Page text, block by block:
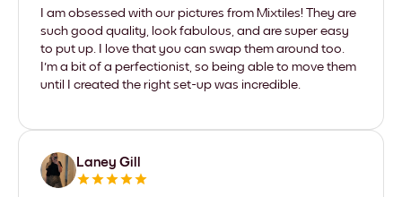
I am obsessed with our pictures from Mixtiles! They are
such good quality, look fabulous, and are super easy
to put up. I love that you can swap them around too.
I'm a bit of a perfectionist, so being able to move them
until I created the right set-up was incredible.
Laney Gill